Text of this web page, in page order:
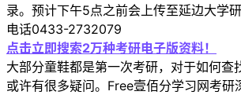
录。预计下午5点之前会上传至延边大学
电话0433-2732079
点击立即搜索2万种考研电子版资料！
大部分童鞋都是第一次考研，对于如何查
或许有很多疑问。Free壹佰分学习网考研